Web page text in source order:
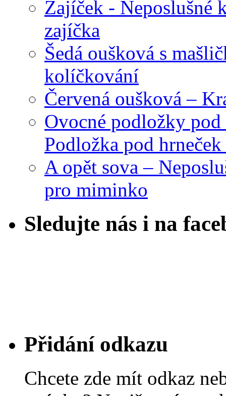
Zajíček - Neposlušné
zajíčka
Šedá oušková s
kolíčkování
Červená oušková –
Ovocné podložky
Podložka pod
A opět sova –
pro miminko
Sledujte nás i na
Přidání odkazu
Chcete zde mít odkaz